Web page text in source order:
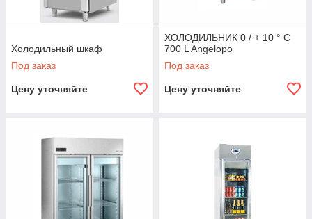
Холодильный шкаф
Под заказ
Цену уточняйте
ХОЛОДИЛЬНИК 0 / + 10 ° C
700 L Angelopo
Под заказ
Цену уточняйте